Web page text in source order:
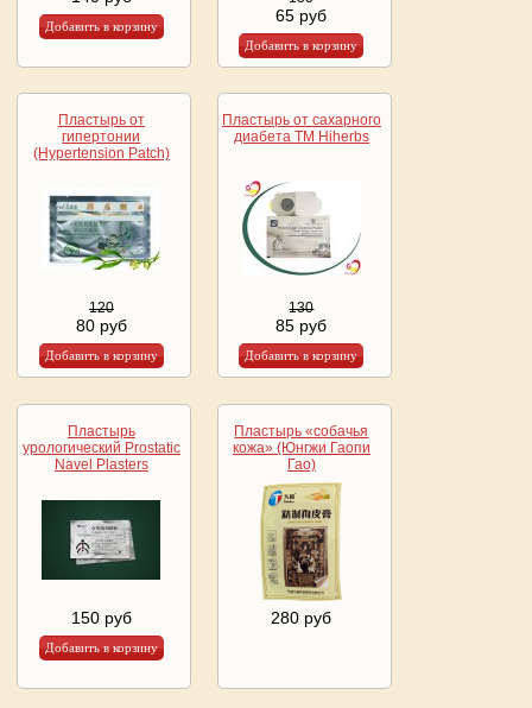
65 руб
Пластырь от
гипертонии
(Hypertension Patch)
120
80 руб
Пластырь от сахарного
диабета ТМ Hiherbs
130
85 руб
Пластырь
урологический Prostatic
Navel Plasters
150 руб
Пластырь «собачья
кожа» (Юнгжи Гаопи
Гао)
280 руб